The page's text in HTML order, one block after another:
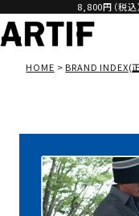
8,800円（税込
HOME BRAND INDEX(